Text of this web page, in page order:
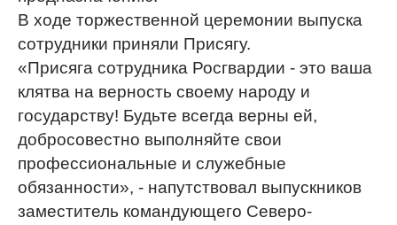
В ходе торжественной церемонии выпуска
сотрудники приняли Присягу.
«Присяга сотрудника Росгвардии - это ваша
клятва на верность своему народу и
государству! Будьте всегда верны ей,
добросовестно выполняйте свои
профессиональные и служебные
обязанности», - напутствовал выпускников
заместитель командующего Северо-